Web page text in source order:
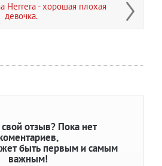
Herrera - хорошая плохая
девочка.
отзыв? Пока нет
быть первым и самым
важным!